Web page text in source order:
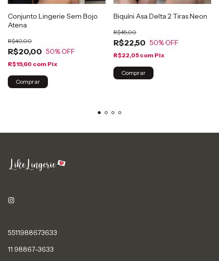
Conjunto Lingerie Sem Bojo
Atena
R$20,00
R$40,00
50% OFF
R$19,60 com Pix
Comprar
Biquíni Asa Delta 2 Tiras Neon
R$22,50
R$45,00
50% OFF
R$22,05 com Pix
Comprar
5511988673633
11 98867-3633